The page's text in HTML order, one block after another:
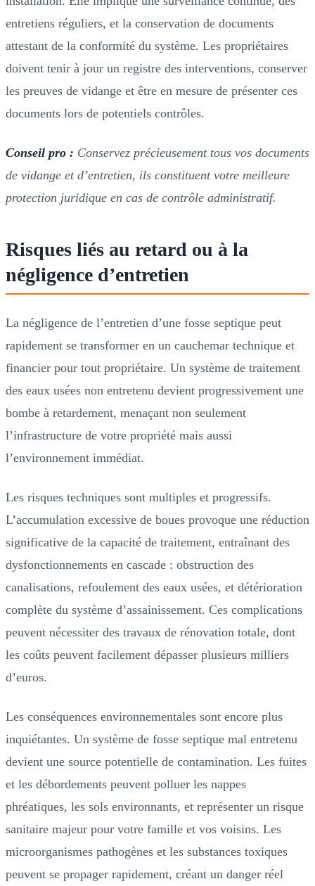
entretiens réguliers, et la conservation de documents
attestant de la conformité du système. Les propriétaires
doivent tenir à jour un registre des interventions, conserver
les preuves de vidange et être en mesure de présenter ces
documents lors de potentiels contrôles.
Conseil pro : Conservez précieusement tous vos documents
de vidange et d’entretien, ils constituent votre meilleure
protection juridique en cas de contrôle administratif.
Risques liés au retard ou à la
négligence d’entretien
La négligence de l’entretien d’une fosse septique peut
rapidement se transformer en un cauchemar technique et
financier pour tout propriétaire. Un système de traitement
des eaux usées non entretenu devient progressivement une
bombe à retardement, menaçant non seulement
l’infrastructure de votre propriété mais aussi
l’environnement immédiat.
Les risques techniques sont multiples et progressifs.
L’accumulation excessive de boues provoque une réduction
significative de la capacité de traitement, entraînant des
dysfonctionnements en cascade : obstruction des
canalisations, refoulement des eaux usées, et détérioration
complète du système d’assainissement. Ces complications
peuvent nécessiter des travaux de rénovation totale, dont
les coûts peuvent facilement dépasser plusieurs milliers
d’euros.
Les conséquences environnementales sont encore plus
inquiétantes. Un système de fosse septique mal entretenu
devient une source potentielle de contamination. Les fuites
et les débordements peuvent polluer les nappes
phréatiques, les sols environnants, et représenter un risque
sanitaire majeur pour votre famille et vos voisins. Les
microorganismes pathogènes et les substances toxiques
peuvent se propager rapidement, créant un danger réel